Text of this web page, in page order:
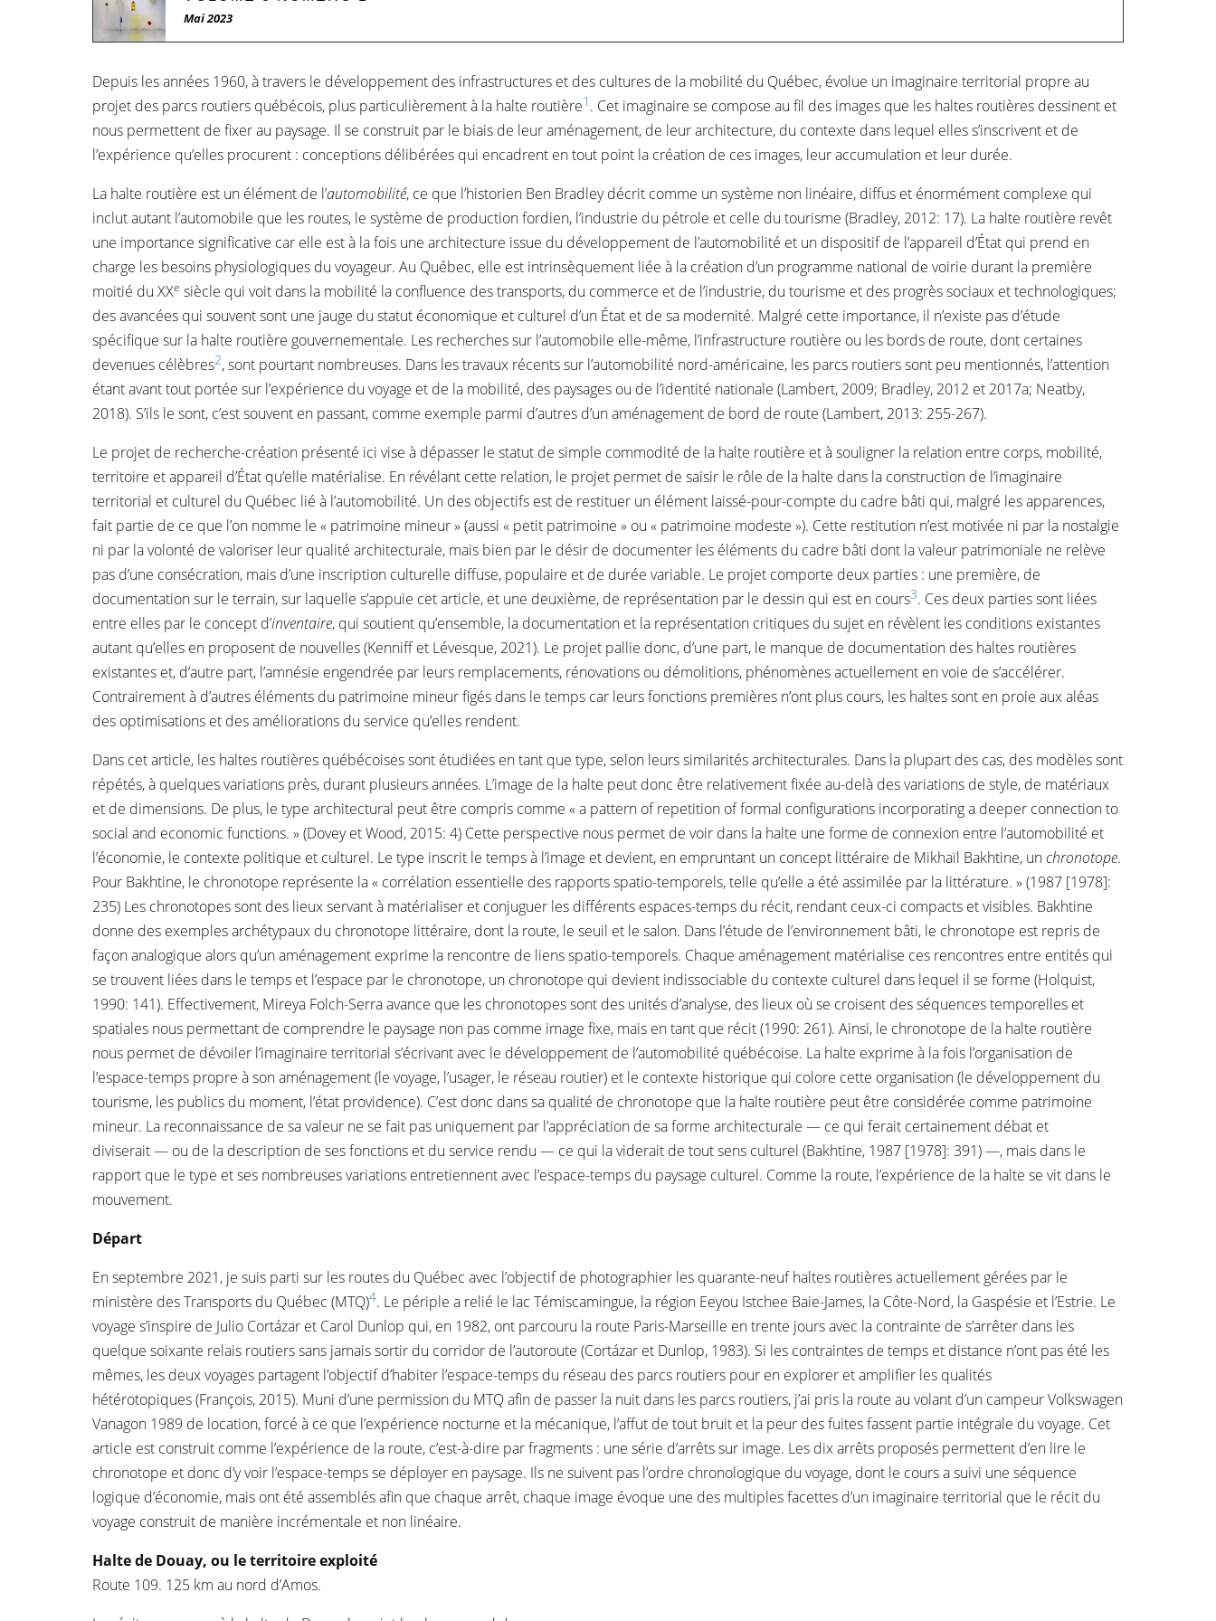
Mai 2023
Depuis les années 1960, à travers le développement des infrastructures et des cultures de la mobilité du Québec, évolue un imaginaire territorial propre au
projet des parcs routiers québécois, plus particulièrement à la halte routière1 . Cet imaginaire se compose au fil des images que les haltes routières dessinent et
nous permettent de fixer au paysage. Il se construit par le biais de leur aménagement, de leur architecture, du contexte dans lequel elles s’inscrivent et de
l’expérience qu’elles procurent : conceptions délibérées qui encadrent en tout point la création de ces images, leur accumulation et leur durée.
La halte routière est un élément de l’automobilité, ce que l’historien Ben Bradley décrit comme un système non linéaire, diffus et énormément complexe qui
inclut autant l’automobile que les routes, le système de production fordien, l’industrie du pétrole et celle du tourisme (Bradley, 2012: 17). La halte routière revêt
une importance significative car elle est à la fois une architecture issue du développement de l’automobilité et un dispositif de l’appareil d’État qui prend en
charge les besoins physiologiques du voyageur. Au Québec, elle est intrinsèquement liée à la création d’un programme national de voirie durant la première
moitié du XXe siècle qui voit dans la mobilité la confluence des transports, du commerce et de l’industrie, du tourisme et des progrès sociaux et technologiques;
des avancées qui souvent sont une jauge du statut économique et culturel d’un État et de sa modernité. Malgré cette importance, il n’existe pas d’étude
spécifique sur la halte routière gouvernementale. Les recherches sur l’automobile elle-même, l’infrastructure routière ou les bords de route, dont certaines
devenues célèbres2, sont pourtant nombreuses. Dans les travaux récents sur l’automobilité nord-américaine, les parcs routiers sont peu mentionnés, l’attention
étant avant tout portée sur l’expérience du voyage et de la mobilité, des paysages ou de l’identité nationale (Lambert, 2009; Bradley, 2012 et 2017a; Neatby,
2018). S’ils le sont, c’est souvent en passant, comme exemple parmi d’autres d’un aménagement de bord de route (Lambert, 2013: 255-267).
Le projet de recherche-création présenté ici vise à dépasser le statut de simple commodité de la halte routière et à souligner la relation entre corps, mobilité,
territoire et appareil d’État qu’elle matérialise. En révélant cette relation, le projet permet de saisir le rôle de la halte dans la construction de l’imaginaire
territorial et culturel du Québec lié à l’automobilité. Un des objectifs est de restituer un élément laissé-pour-compte du cadre bâti qui, malgré les apparences,
fait partie de ce que l’on nomme le « patrimoine mineur » (aussi « petit patrimoine » ou « patrimoine modeste »). Cette restitution n’est motivée ni par la nostalgie
ni par la volonté de valoriser leur qualité architecturale, mais bien par le désir de documenter les éléments du cadre bâti dont la valeur patrimoniale ne relève
pas d’une consécration, mais d’une inscription culturelle diffuse, populaire et de durée variable. Le projet comporte deux parties : une première, de
documentation sur le terrain, sur laquelle s’appuie cet article, et une deuxième, de représentation par le dessin qui est en cours3. Ces deux parties sont liées
entre elles par le concept d’inventaire, qui soutient qu’ensemble, la documentation et la représentation critiques du sujet en révèlent les conditions existantes
autant qu’elles en proposent de nouvelles (Kenniff et Lévesque, 2021). Le projet pallie donc, d’une part, le manque de documentation des haltes routières
existantes et, d’autre part, l’amnésie engendrée par leurs remplacements, rénovations ou démolitions, phénomènes actuellement en voie de s’accélérer.
Contrairement à d’autres éléments du patrimoine mineur figés dans le temps car leurs fonctions premières n’ont plus cours, les haltes sont en proie aux aléas
des optimisations et des améliorations du service qu’elles rendent.
Dans cet article, les haltes routières québécoises sont étudiées en tant que type, selon leurs similarités architecturales. Dans la plupart des cas, des modèles sont
répétés, à quelques variations près, durant plusieurs années. L’image de la halte peut donc être relativement fixée au-delà des variations de style, de matériaux
et de dimensions. De plus, le type architectural peut être compris comme « a pattern of repetition of formal configurations incorporating a deeper connection to
social and economic functions. » (Dovey et Wood, 2015: 4) Cette perspective nous permet de voir dans la halte une forme de connexion entre l’automobilité et
l’économie, le contexte politique et culturel. Le type inscrit le temps à l’image et devient, en empruntant un concept littéraire de Mikhaïl Bakhtine, unchronotope.
Pour Bakhtine, le chronotope représente la « corrélation essentielle des rapports spatio-temporels, telle qu’elle a été assimilée par la littérature. » (1987 [1978]:
235) Les chronotopes sont des lieux servant à matérialiser et conjuguer les différents espaces-temps du récit, rendant ceux-ci compacts et visibles. Bakhtine
donne des exemples archétypaux du chronotope littéraire, dont la route, le seuil et le salon. Dans l’étude de l’environnement bâti, le chronotope est repris de
façon analogique alors qu’un aménagement exprime la rencontre de liens spatio-temporels. Chaque aménagement matérialise ces rencontres entre entités qui
se trouvent liées dans le temps et l’espace par le chronotope, un chronotope qui devient indissociable du contexte culturel dans lequel il se forme (Holquist,
1990: 141). Effectivement, Mireya Folch-Serra avance que les chronotopes sont des unités d’analyse, des lieux où se croisent des séquences temporelles et
spatiales nous permettant de comprendre le paysage non pas comme image fixe, mais en tant que récit (1990: 261). Ainsi, le chronotope de la halte routière
nous permet de dévoiler l’imaginaire territorial s’écrivant avec le développement de l’automobilité québécoise. La halte exprime à la fois l’organisation de
l’espace-temps propre à son aménagement (le voyage, l’usager, le réseau routier) et le contexte historique qui colore cette organisation (le développement du
tourisme, les publics du moment, l’état providence). C’est donc dans sa qualité de chronotope que la halte routière peut être considérée comme patrimoine
mineur. La reconnaissance de sa valeur ne se fait pas uniquement par l’appréciation de sa forme architecturale — ce qui ferait certainement débat et
diviserait — ou de la description de ses fonctions et du service rendu — ce qui la viderait de tout sens culturel (Bakhtine, 1987 [1978]: 391) —, mais dans le
rapport que le type et ses nombreuses variations entretiennent avec l’espace-temps du paysage culturel. Comme la route, l’expérience de la halte se vit dans le
mouvement.
Départ
En septembre 2021, je suis parti sur les routes du Québec avec l’objectif de photographier les quarante-neuf haltes routières actuellement gérées par le
ministère des Transports du Québec (MTQ)4. Le périple a relié le lac Témiscamingue, la région Eeyou Istchee Baie-James, la Côte-Nord, la Gaspésie et l’Estrie. Le
voyage s’inspire de Julio Cortázar et Carol Dunlop qui, en 1982, ont parcouru la route Paris-Marseille en trente jours avec la contrainte de s’arrêter dans les
quelque soixante relais routiers sans jamais sortir du corridor de l’autoroute (Cortázar et Dunlop, 1983). Si les contraintes de temps et distance n’ont pas été les
mêmes, les deux voyages partagent l’objectif d’habiter l’espace-temps du réseau des parcs routiers pour en explorer et amplifier les qualités
hétérotopiques (François, 2015). Muni d’une permission du MTQ afin de passer la nuit dans les parcs routiers, j’ai pris la route au volant d’un campeur Volkswagen
Vanagon 1989 de location, forcé à ce que l’expérience nocturne et la mécanique, l’affut de tout bruit et la peur des fuites fassent partie intégrale du voyage. Cet
article est construit comme l’expérience de la route, c’est-à-dire par fragments : une série d’arrêts sur image. Les dix arrêts proposés permettent d’en lire le
chronotope et donc d’y voir l’espace-temps se déployer en paysage. Ils ne suivent pas l’ordre chronologique du voyage, dont le cours a suivi une séquence
logique d’économie, mais ont été assemblés afin que chaque arrêt, chaque image évoque une des multiples facettes d’un imaginaire territorial que le récit du
voyage construit de manière incrémentale et non linéaire.
Halte de Douay, ou le territoire exploité
Route 109. 125 km au nord d’Amos.